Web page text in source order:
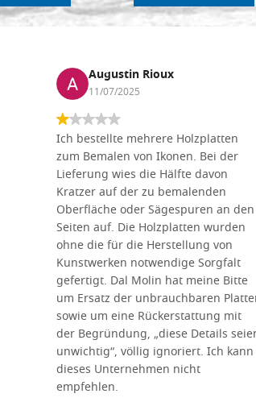
Augustin Rioux
11/07/2025
Ich bestellte mehrere Holzplatten
zum Bemalen von Ikonen. Bei der
Lieferung wies die Hälfte davon
Kratzer auf der zu bemalenden
Oberfläche oder Sägespuren an den
Seiten auf. Die Holzplatten wurden
ohne die für die Herstellung von
Kunstwerken notwendige Sorgfalt
gefertigt. Dal Molin hat meine Bitte
um Ersatz der unbrauchbaren
sowie um eine Rückerstattung mit
der Begründung, „diese Details
unwichtig“, völlig ignoriert. Ich kann
dieses Unternehmen nicht
empfehlen.